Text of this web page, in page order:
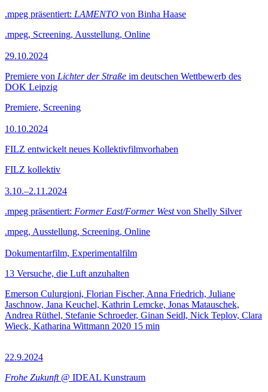
.mpeg präsentiert: LAMENTO von Binha Haase
.mpeg, Screening, Ausstellung, Online
29.10.2024
Premiere von Lichter der Straße im deutschen Wettbewerb des
DOK Leipzig
Premiere, Screening
10.10.2024
FILZ entwickelt neues Kollektivfilmvorhaben
FILZ kollektiv
3.10.–2.11.2024
.mpeg präsentiert: Former East/Former Westvon Shelly Silver
.mpeg, Ausstellung, Screening, Online
Dokumentarfilm, Experimentalfilm
13 Versuche, die Luft anzuhalten
Emerson Culurgioni, Florian Fischer, Anna Friedrich, Juliane
Jaschnow, Jana Keuchel, Kathrin Lemcke, Jonas Matauschek,
Andrea Rüthel, Stefanie Schroeder, Ginan Seidl, Nick Teplov, Clara
Wieck, Katharina Wittmann 2020 15 min
22.9.2024
Frohe Zukunft@ IDEAL Kunstraum